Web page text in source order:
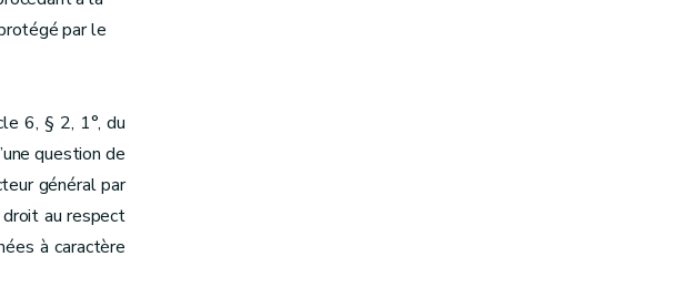
par le
6, § 2, 1°, du
question de
général par
droit au respect
à caractère